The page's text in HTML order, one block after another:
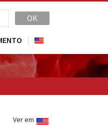
OK
Ver em